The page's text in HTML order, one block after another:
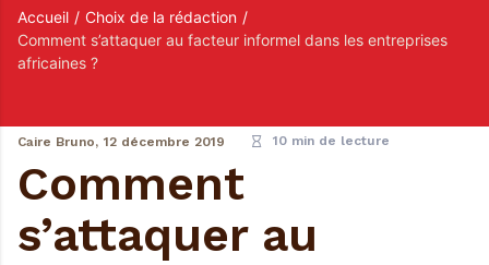
Accueil / Choix de la rédaction /
Comment s’attaquer au facteur informel dans les entreprises
africaines ?
Caire Bruno, 12 décembre 2019 10 min de lecture
Comment
s’attaquer au